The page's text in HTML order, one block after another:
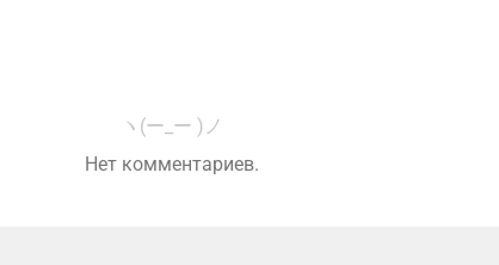
ヽ(ー_ー )ノ
Нет комментариев.